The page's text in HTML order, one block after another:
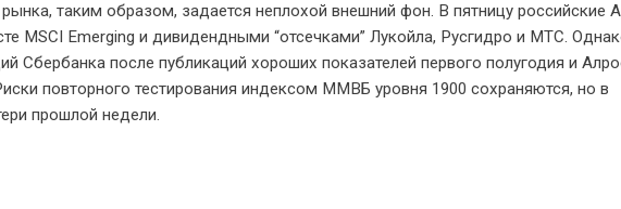
таким образом, задается неплохой внешний фон. В пятницу российские
MSCI Emerging и дивидендными “отсечками” Лукойла, Русгидро и МТС.
Сбербанка после публикаций хороших показателей первого полугодия и
повторного тестирования индексом ММВБ уровня 1900 сохраняются, но в
прошлой недели.